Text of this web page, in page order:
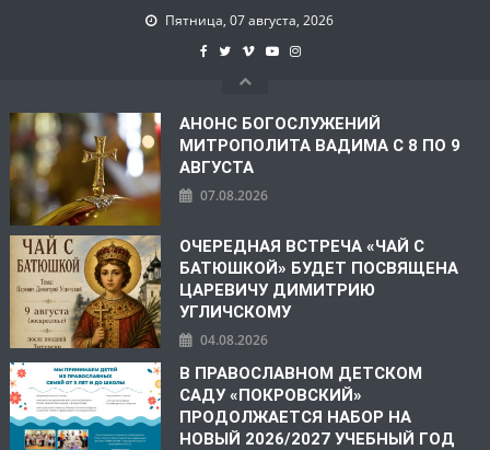
Пятница, 07 августа, 2026
АНОНС БОГОСЛУЖЕНИЙ
МИТРОПОЛИТА ВАДИМА С 8 ПО 9
АВГУСТА
07.08.2026
ОЧЕРЕДНАЯ ВСТРЕЧА «ЧАЙ С
БАТЮШКОЙ» БУДЕТ ПОСВЯЩЕНА
ЦАРЕВИЧУ ДИМИТРИЮ
УГЛИЧСКОМУ
04.08.2026
В ПРАВОСЛАВНОМ ДЕТСКОМ
САДУ «ПОКРОВСКИЙ»
ПРОДОЛЖАЕТСЯ НАБОР НА
НОВЫЙ 2026/2027 УЧЕБНЫЙ ГОД